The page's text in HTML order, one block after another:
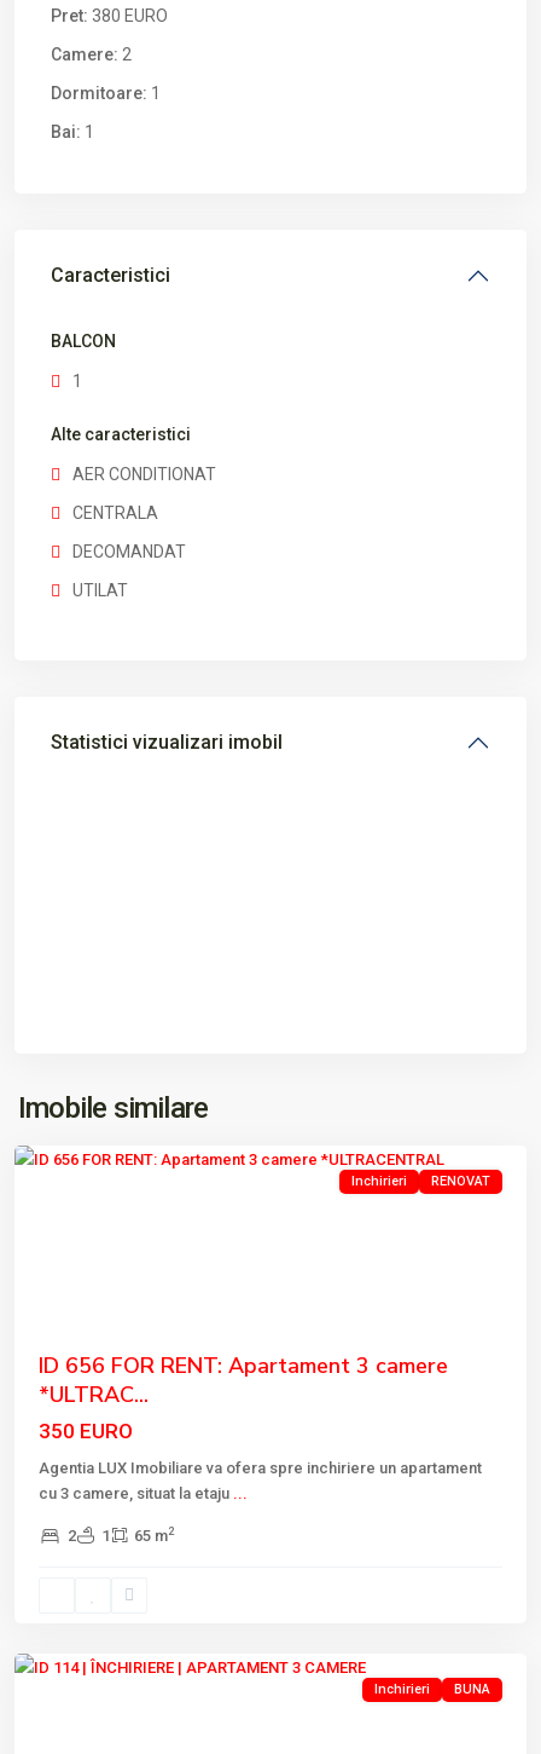
Pret: 380 EURO
Camere: 2
Dormitoare: 1
Bai: 1
Caracteristici
BALCON
1
Alte caracteristici
AER CONDITIONAT
CENTRALA
DECOMANDAT
UTILAT
Statistici vizualizari imobil
Imobile similare
ULTRACENTRAL
Tulcea
Inchirieri RENOVAT
ID 656 FOR RENT: Apartament 3 camere
*ULTRAC...
350 EURO
Agentia LUX Imobiliare va ofera spre inchiriere un apartament
cu 3 camere, situat la etaju ...
2 1 65 m2
Inchirieri BUNA